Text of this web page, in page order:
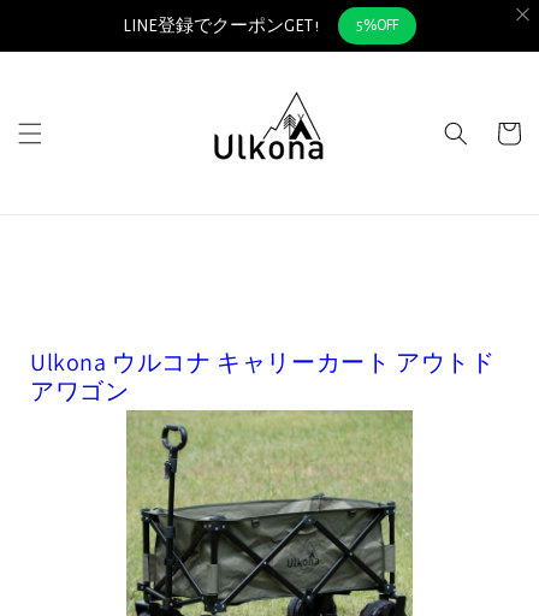
コンテ
ー
Ulkona ウルコナ キャリーカート アウトド
アワゴン
LINE登録でクーポンGET ! 5%OFF